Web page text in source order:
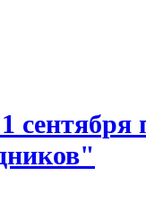
сентября